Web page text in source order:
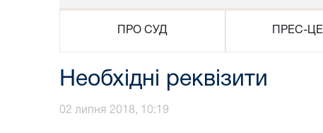
ПРО СУД ПРЕС-
Необхідні реквізити
02 липня 2018, 10:19